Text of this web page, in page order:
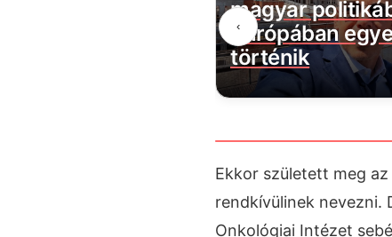
‹
magyar
Európában
történik
Ekkor született meg
rendkívülinek nevezni.
Onkológiai Intézet